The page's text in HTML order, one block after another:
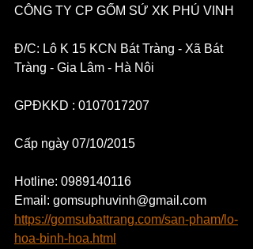
CÔNG TY CP GỐM SỨ XK PHÚ VINH
Đ/C: Lô K 15 KCN Bát Tràng - Xã Bát
Tràng - Gia Lâm - Hà Nôi
GPĐKKD : 0107017207
Cấp ngày 07/10/2015
Hotline: 0989140116
Email: gomsuphuvinh@gmail.com
https://gomsubattrang.com/san-pham/lo-
hoa-binh-hoa.html